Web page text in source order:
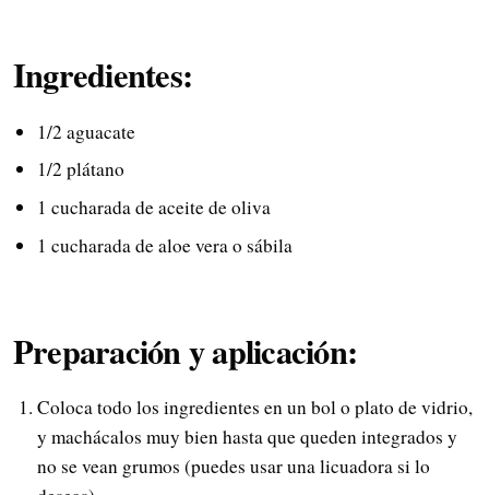
Ingredientes:
1/2 aguacate
1/2 plátano
1 cucharada de aceite de oliva
1 cucharada de aloe vera o sábila
Preparación y aplicación:
Coloca todo los ingredientes en un bol o plato de vidrio,
y machácalos muy bien hasta que queden integrados y
no se vean grumos (puedes usar una licuadora si lo